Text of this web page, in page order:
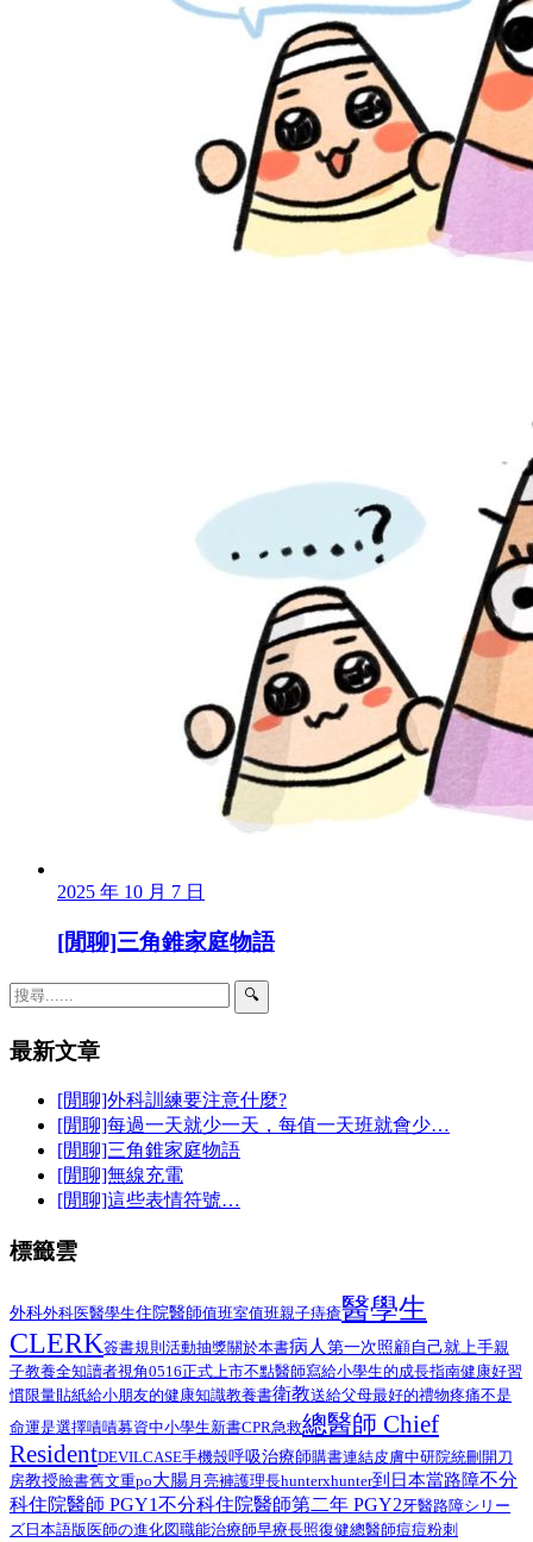
2025 年 10 月 7 日
[閒聊]三角錐家庭物語
🔍
最新文章
[閒聊]外科訓練要注意什麼?
[閒聊]每過一天就少一天，每值一天班就會少…
[閒聊]三角錐家庭物語
[閒聊]無線充電
[閒聊]這些表情符號…
標籤雲
外科外科医醫學生住院醫師值班室值班親子痔瘡醫學生
CLERK簽書規則 活動抽獎關於本書病人 第一次照顧自己就上手親
子教養全知讀者視角0516正式上市不點醫師寫給小學生的成長指南健康好習
慣限量貼紙給小朋友的健康知識教養書衛教送給父母最好的禮物疼痛不是
命運是選擇嘖嘖募資中小學生新書CPR急救總醫師 Chief
ResidentDEVILCASE手機殼呼吸治療師購書連結皮膚中研院統刪 開刀
房教授臉書舊文重po大腸 月亮褲護理長hunterxhunter到日本當路障不分
科住院醫師 PGY1不分科住院醫師第二年 PGY2牙醫路障シリー
ズ日本語版医師の進化図職能治療師早療長照復健總醫師痘痘粉刺